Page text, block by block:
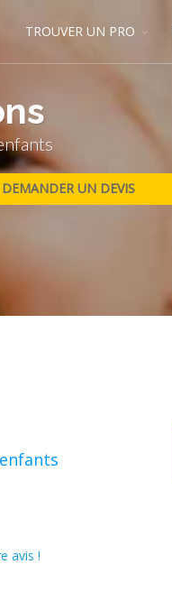
TROUVER UN PRO
avis !